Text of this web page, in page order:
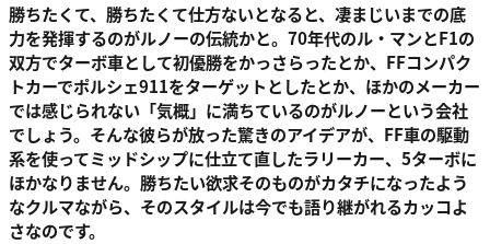
勝ちたくて、勝ちたくて仕方ないとなると、凄まじいまでの底
力を発揮するのがルノーの伝統かと。70年代のル・マンとF1の
双方でターボ車として初優勝をかっさらったとか、FFコンパク
トカーでポルシェ911をターゲットとしたとか、ほかのメーカー
では感じられない「気概」に満ちているのがルノーという会社
でしょう。そんな彼らが放った驚きのアイデアが、FF車の駆動
系を使ってミッドシップに仕立て直したラリーカー、5ターボに
ほかなりません。勝ちたい欲求そのものがカタチになったよう
なクルマながら、そのスタイルは今でも語り継がれるカッコよ
さなのです。